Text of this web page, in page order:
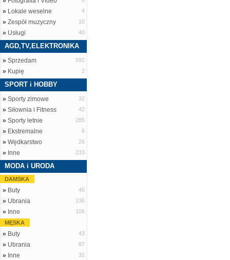
» Lokale weselne 4
» Zespół muzyczny 10
» Usługi 40
AGD,TV,ELEKTRONIKA
» Sprzedam 592
» Kupię 2
SPORT i HOBBY
» Sporty zimowe 32
» Siłownia i Fitness 42
» Sporty letnie 285
» Ekstremalne 6
» Wędkarstwo 26
» Inne 233
MODA i URODA
DAMSKA
» Buty 40
» Ubrania 136
» Inne
106
MĘSKA
» Buty 43
» Ubrania 87
» Inne 32